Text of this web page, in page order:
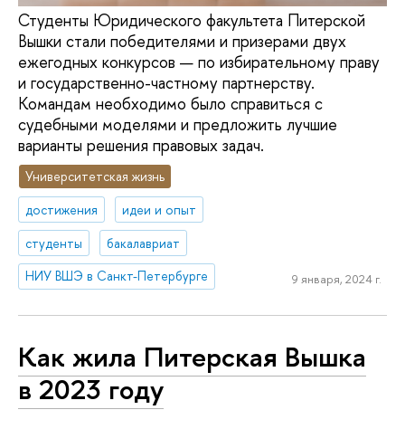
Студенты Юридического факультета Питерской
Вышки стали победителями и призерами двух
ежегодных конкурсов — по избирательному праву
и государственно-частному партнерству.
Командам необходимо было справиться с
судебными моделями и предложить лучшие
варианты решения правовых задач.
Университетская жизнь
достижения
идеи и опыт
студенты
бакалавриат
НИУ ВШЭ в Санкт-Петербурге
9 января, 2024 г.
Как жила Питерская Вышка
в 2023 году